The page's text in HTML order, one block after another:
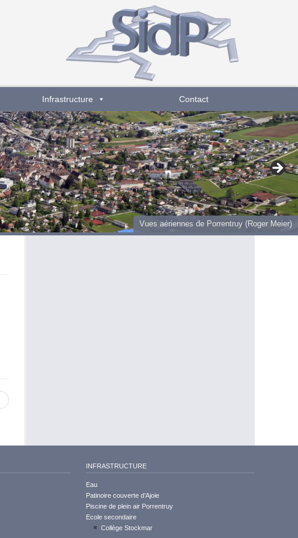
Infrastructure Contact
Vues aériennes de Porrentruy (Roger Meier)
INFRASTRUCTURE
Eau
Patinoire couverte d’Ajoie
Piscine de plein air Porrentruy
Ecole secondaire
Collège Stockmar